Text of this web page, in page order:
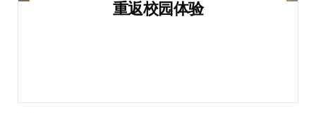
重返校园体验